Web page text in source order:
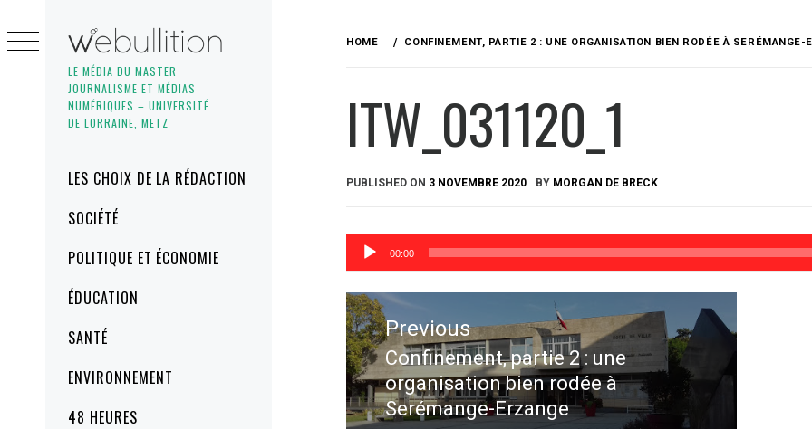
LE MÉDIA DU MASTER
JOURNALISME ET MÉDIAS
NUMÉRIQUES – UNIVERSITÉ
DE LORRAINE, METZ
MenuLES CHOIX DE LA RÉDACTION
SOCIÉTÉ
POLITIQUE ET ÉCONOMIE
ÉDUCATION
SANTÉ
ENVIRONNEMENT
48 HEURES
to
content
HOME CONFINEMENT, PARTIE 2 : UNE ORGANISATION BIEN RODÉE À SERÉMANGE-
ITW_031120_1
PUBLISHED ON 3 NOVEMBRE 2020 BY MORGAN DE BRECK
Lecteur
00:00
Navigation
de
l’article
Previous
Previous
post:
Confinement, partie 2 : une
organisation bien rodée à
Serémange-Erzange